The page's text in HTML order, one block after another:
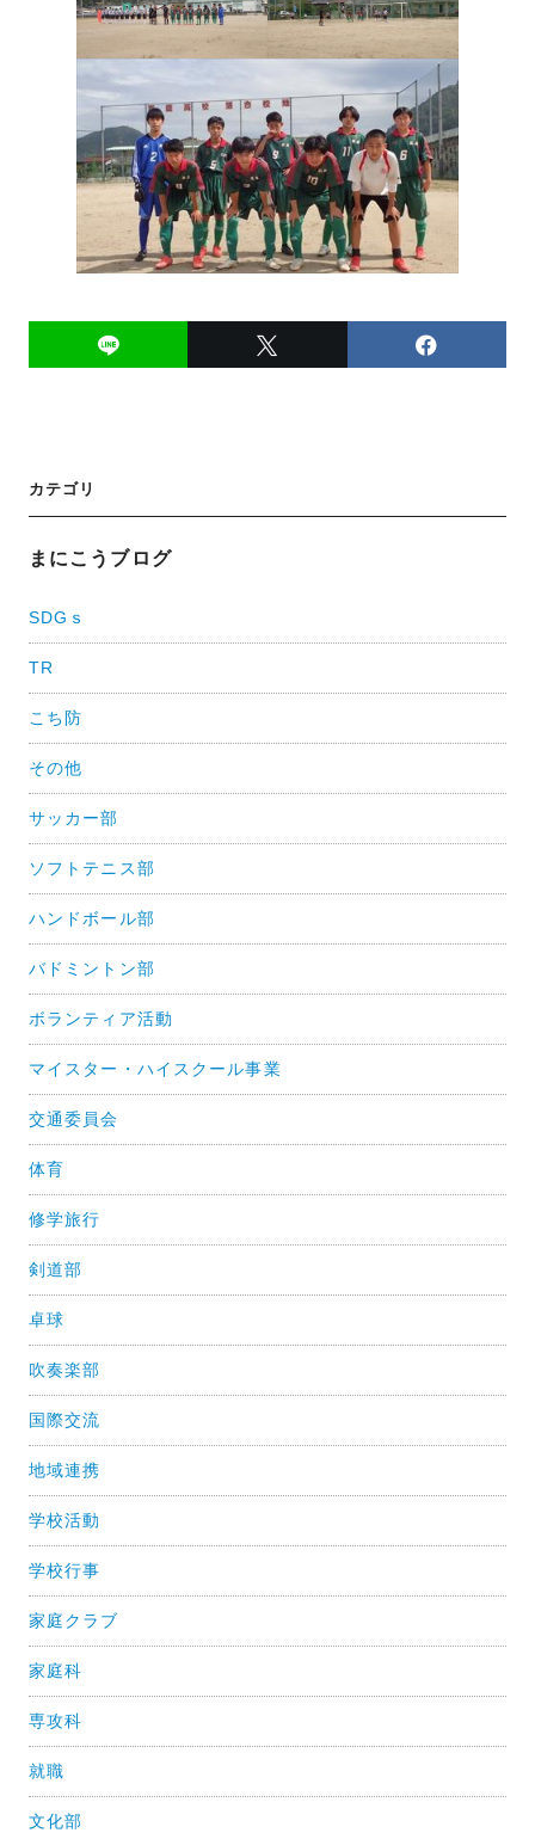
投
稿
ナ
ゲ
ー
シ
ョ
ン
カテゴリ
まにこうブログ
SDGｓ
TR
こち防
その他
サッカー部
ソフトテニス部
ハンドボール部
バドミントン部
ボランティア活動
マイスター・ハイスクール事業
交通委員会
体育
修学旅行
剣道部
卓球
吹奏楽部
国際交流
地域連携
学校活動
学校行事
家庭クラブ
家庭科
専攻科
就職
文化部